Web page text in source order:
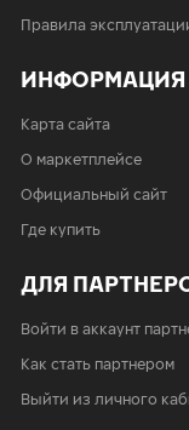
Правила
ИНФОРМАЦИЯ
Карта сайта
О маркетплейсе
Официальный сайт
Где купить
ДЛЯ
Войти в аккаунт
Как стать партнером
Выйти из личного